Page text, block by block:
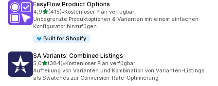
EasyFlow Product Options
4,9von 5 Sternen
(415)
415 Rezensionen insgesamt
•Kostenloser Plan verfügbar
Unbegrenzte Produktoptionen & Varianten mit einem einfachen
Konfigurator hinzufügen
Built for Shopify
SA Variants: Combined Listings
5,0von 5 Sternen
(384)
384 Rezensionen insgesamt
•Kostenloser Plan verfügbar
Aufteilung von Varianten und Kombination von Varianten-Listings
als Swatches zur Conversion-Rate-Optimierung